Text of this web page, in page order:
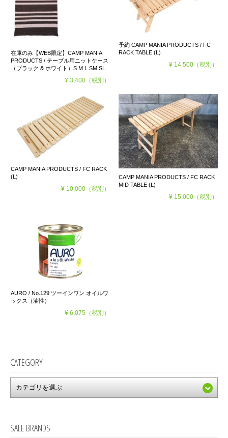
在庫のみ【WEB限定】CAMP MANIA
PRODUCTS / テーブル用ニットケース
（ブラック & ホワイト）S M L SM SL
¥ 3,400（税別）
予約 CAMP MANIA PRODUCTS / FC
RACK TABLE (L)
¥ 14,500（税別）
CAMP MANIA PRODUCTS / FC RACK
(L)
¥ 10,000（税別）
CAMP MANIA PRODUCTS / FC RACK
MID TABLE (L)
¥ 15,000（税別）
AURO / No.129 ツーインワン オイルワ
ックス（油性）
¥ 6,075 （税別）
CATEGORY
SALE BRANDS